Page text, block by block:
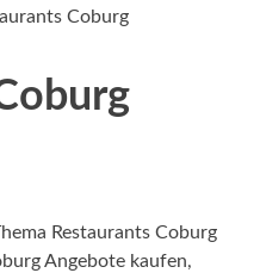
Coburg
Restaurants Coburg
Angebote kaufen,